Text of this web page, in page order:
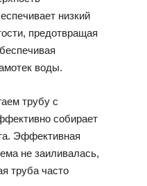
низкий
предотвращая
воды.
трубу с
собирает
Эффективная
не заиливалась,
труба часто